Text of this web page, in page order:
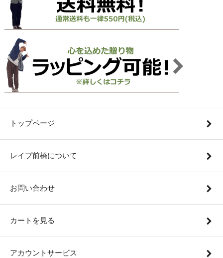
トップページ
レイブ前橋について
お問い合わせ
カートを見る
アカウントサービス